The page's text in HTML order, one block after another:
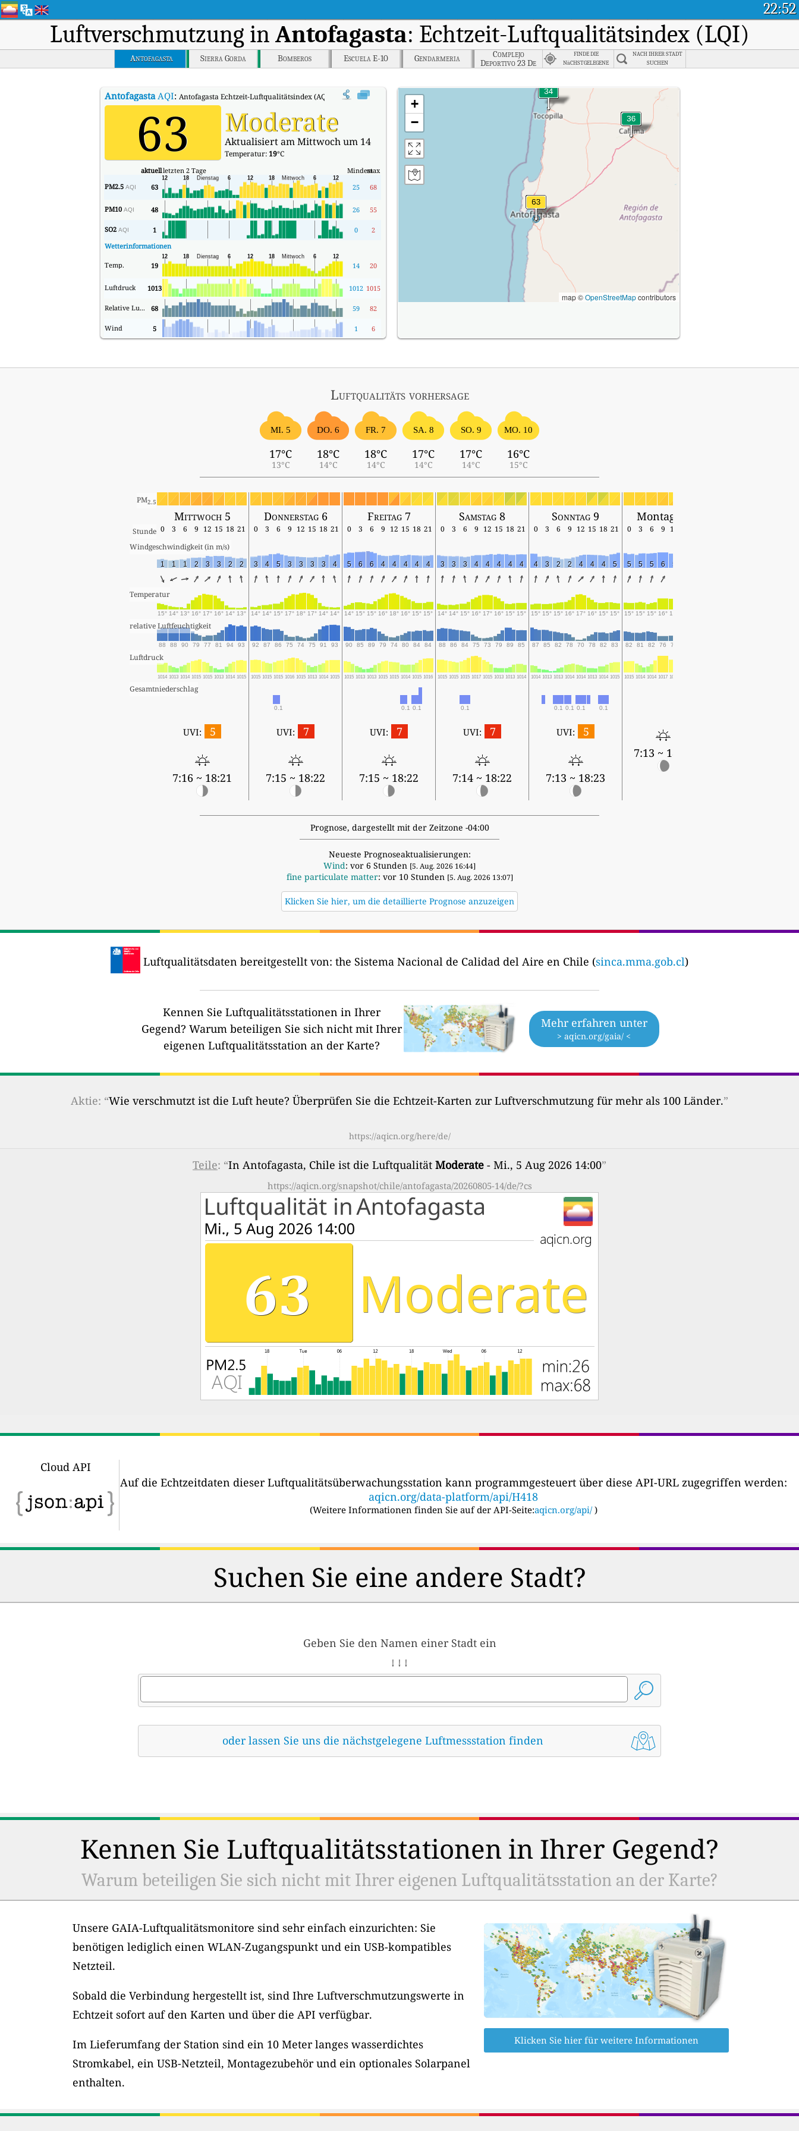
22:52
Luftverschmutzung inAntofagasta: Echtzeit-Luftqualitätsindex (LQI)
Antofagasta Sierra Gorda Bomberos Escuela E-10 Gendarmeria
Complejo
Deportivo 23 De
Marzo
FINDE DIE
NäCHSTGELEGENE
NACH IHRER STADT
SUCHEN
AntofagastaAQI: Antofagasta Echtzeit-Luftqualitätsindex (AQI).
63 Moderate
Aktualisiert am Mittwoch um 14
Temperatur: 19°C
aktuellletzten 2 Tage Mindestmax
PM2.5 AQI 63 25 68
PM10 AQI 48 26 55
SO2 AQI 1 0
2
Wetterinformationen
Temp. 19 14 20
Luftdruck 1013 1012 1015
Relative Luftfeuchtigkeit 68 59 82
Wind 5 1 6
+
−
map ©OpenStreetMapcontributors
Luftqualitäts vorhersage
MI. 5
17°C
13°C
DO. 6
18°C
14°C
FR. 7
18°C
14°C
SA. 8
17°C
14°C
SO. 9
17°C
14°C
MO. 10
16°C
15°C
PM2.5
Mittwoch 5 Donnerstag 6 Freitag 7 Samstag 8 Sonntag 9 Montag 10
Stunde 0 3 6 9 12 15 18 21 0 3 6 9 12 15 18 21 0 3 6 9 12 15 18 21 0 3 6 9 12 15 18 21 0 3 6 9 12 15 18 21 0 3 6 9 12
Windgeschwindigkeit (in m/s)
1 1 1 2 3 3 2 2 3 4 5 3 3 3 3 4 5 6 6 4 4 4 4 4 3 3 3 4 4 4 4 4 4 3 2 2 4 4 4 5 5 5 5 6 5
Temperatur
15° 14° 13° 16° 17° 16° 14° 13° 14° 14° 15° 17° 18° 17° 14° 14° 14° 15° 15° 16° 18° 16° 15° 15° 14° 14° 15° 16° 17° 16° 15° 15° 15° 15° 15° 16° 17° 16° 15° 15° 15° 15° 15° 16° 16°
relative Luftfeuchtigkeit
88 88 90 79 77 81 94 93 92 87 86 75 74 75 91 93 90 85 89 79 74 80 84 84 88 86 84 75 73 79 89 85 87 85 82 78 70 78 82 83 82 81 82 76 76
Luftdruck
1014 1013 1014 1015 1015 1013 1014 1015 1015 1015 1015 1016 1015 1013 1014 1015 1015 1013 1013 1015 1015 1014 1015 1016 1015 1015 1015 1017 1015 1013 1013 1014 1014 1013 1013 1014 1014 1013 1014 1015 1015 1014 1014 1017 1015
Gesamtniederschlag
0.1 0.1 0.1 0.1 0.1 0.1 0.1 0.1
UVI: 5
7:16 ~ 18:21
UVI: 7
7:15 ~ 18:22
UVI: 7
7:15 ~ 18:22
UVI: 7
7:14 ~ 18:22
UVI: 5
7:13 ~ 18:23
7:13 ~ 18:23
Prognose, dargestellt mit der Zeitzone -04:00
Neueste Prognoseaktualisierungen:
Wind: vor 6 Stunden [5. Aug. 2026 16:44]
fine particulate matter: vor 10 Stunden [5. Aug. 2026 13:07]
Klicken Sie hier, um die detaillierte Prognose anzuzeigen
Luftqualitätsdaten bereitgestellt von: the Sistema Nacional de Calidad del Aire en Chile (sinca.mma.gob.cl)
Kennen Sie Luftqualitätsstationen in Ihrer
Gegend? Warum beteiligen Sie sich nicht mit Ihrer
eigenen Luftqualitätsstation an der Karte?
Mehr erfahren unter
> aqicn.org/gaia/ <
Aktie: “Wie verschmutzt ist die Luft heute? Überprüfen Sie die Echtzeit-Karten zur Luftverschmutzung für mehr als 100 Länder.”
https://aqicn.org/here/de/
Teile: “In Antofagasta, Chile ist die Luftqualität Moderate - Mi., 5 Aug 2026 14:00”
https://aqicn.org/snapshot/chile/antofagasta/20260805-14/de/?cs
Cloud API
Auf die Echtzeitdaten dieser Luftqualitätsüberwachungsstation kann programmgesteuert über diese API-URL zugegriffen werden:
aqicn.org/data-platform/api/H418
(Weitere Informationen finden Sie auf der API-Seite:aqicn.org/api/ )
Suchen Sie eine andere Stadt?
Geben Sie den Namen einer Stadt ein
↓ ↓ ↓
oder lassen Sie uns die nächstgelegene Luftmessstation finden
Kennen Sie Luftqualitätsstationen in Ihrer Gegend?
Warum beteiligen Sie sich nicht mit Ihrer eigenen Luftqualitätsstation an der Karte?
Unsere GAIA-Luftqualitätsmonitore sind sehr einfach einzurichten: Sie
benötigen lediglich einen WLAN-Zugangspunkt und ein USB-kompatibles
Netzteil.
Sobald die Verbindung hergestellt ist, sind Ihre Luftverschmutzungswerte in
Echtzeit sofort auf den Karten und über die API verfügbar.
Im Lieferumfang der Station sind ein 10 Meter langes wasserdichtes
Stromkabel, ein USB-Netzteil, Montagezubehör und ein optionales Solarpanel
enthalten.
Klicken Sie hier für weitere Informationen